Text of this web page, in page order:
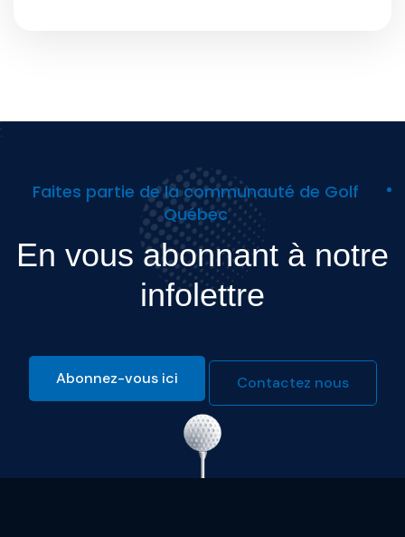
Faites partie de la communauté de Golf
Québec
En vous abonnant à notre
infolettre
Abonnez-vous ici Contactez nous